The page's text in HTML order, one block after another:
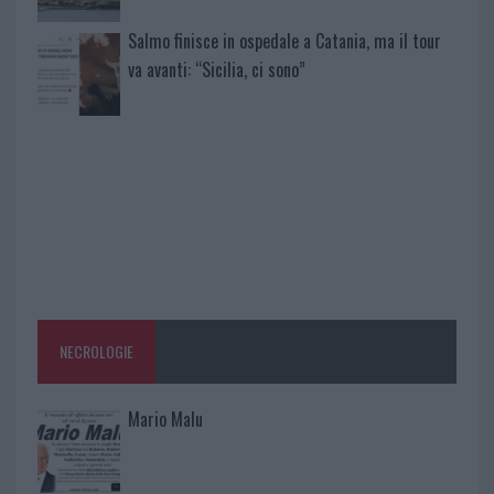
Salmo finisce in ospedale a Catania, ma il tour
va avanti: “Sicilia, ci sono”
NECROLOGIE
Mario Malu